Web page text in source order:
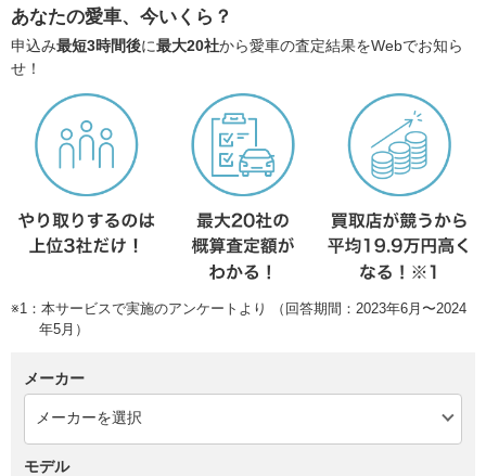
あなたの愛車、今いくら？
申込み最短3時間後に最大20社から愛車の査定結果をWebでお知ら
せ！
※1：本サービスで実施のアンケートより （回答期間：2023年6月〜2024
年5月）
メーカー
モデル